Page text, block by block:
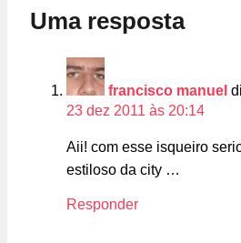
Uma resposta
francisco manuel
23 dez 2011 às 20:14
Aii! com esse isqueiro
estiloso da city …
Responder